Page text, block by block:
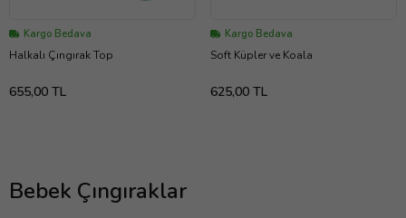
Kargo Bedava
Halkalı Çıngırak Top
655,00 TL
Kargo Bedava
Soft Küpler ve Koala
625,00 TL
Bebek Çıngıraklar